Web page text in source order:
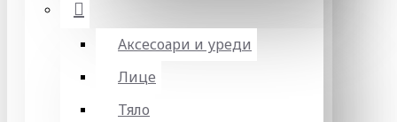
Аксесоари и уреди
Лице
Тяло